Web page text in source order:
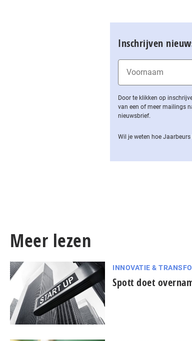
Inschrijven
Door te klikken op
van een of meer mailings
nieuwsbrief.
Wil je weten hoe
Meer lezen
INNOVATIE &
Spott doet